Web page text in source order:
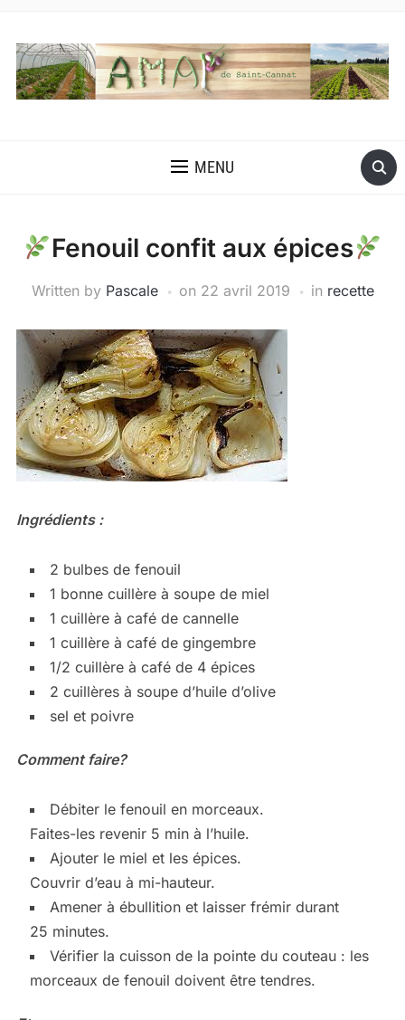
MENU
Fenouil confit aux épices
Written by Pascale on 22 avril 2019 in recette
Ingrédients :
2 bulbes de fenouil
1 bonne cuillère à soupe de miel
1 cuillère à café de cannelle
1 cuillère à café de gingembre
1/2 cuillère à café de 4 épices
2 cuillères à soupe d’huile d’olive
sel et poivre
Comment faire?
Débiter le fenouil en morceaux.
Faites-les revenir 5 min à l’huile.
Ajouter le miel et les épices.
Couvrir d’eau à mi-hauteur.
Amener à ébullition et laisser frémir durant
25 minutes.
Vérifier la cuisson de la pointe du couteau : les
morceaux de fenouil doivent être tendres.